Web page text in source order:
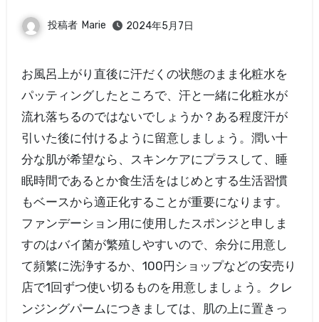
投稿者 Marie 2024年5月7日
お風呂上がり直後に汗だくの状態のまま化粧水を
パッティングしたところで、汗と一緒に化粧水が
流れ落ちるのではないでしょうか？ある程度汗が
引いた後に付けるように留意しましょう。潤い十
分な肌が希望なら、スキンケアにプラスして、睡
眠時間であるとか食生活をはじめとする生活習慣
もベースから適正化することが重要になります。
ファンデーション用に使用したスポンジと申しま
すのはバイ菌が繁殖しやすいので、余分に用意し
て頻繁に洗浄するか、100円ショップなどの安売り
店で1回ずつ使い切るものを用意しましょう。クレ
ンジングパームにつきましては、肌の上に置きっ